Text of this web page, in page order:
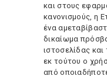
και στους
κανονισμούς, η
ένα
δικαίωμα
ιστοσελίδας
εκ τούτου ο
από